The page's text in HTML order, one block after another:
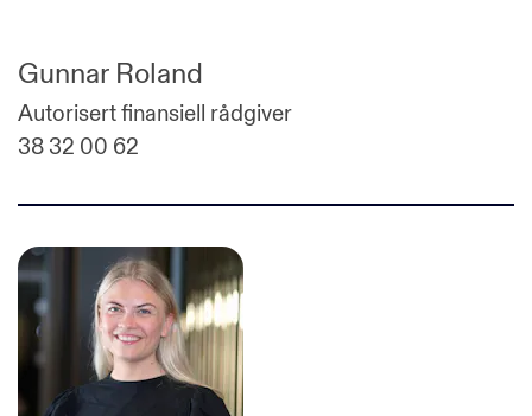
Gunnar Roland
Autorisert finansiell rådgiver
38 32 00 62